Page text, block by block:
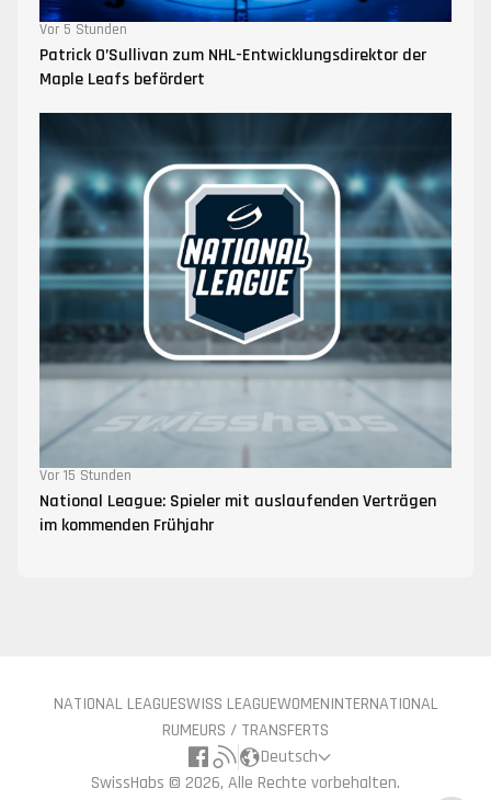
Vor 5 Stunden
Patrick O’Sullivan zum NHL-Entwicklungsdirektor der
Maple Leafs befördert
Vor 15 Stunden
National League: Spieler mit auslaufenden Verträgen
im kommenden Frühjahr
NATIONAL LEAGUESWISS LEAGUEWOMENINTERNATIONAL
RUMEURS / TRANSFERTS
Deutsch
SwissHabs © 2026, Alle Rechte vorbehalten.